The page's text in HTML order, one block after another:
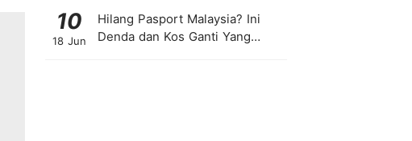
10
18 Jun
Hilang Pasport Malaysia? Ini
Denda dan Kos Ganti Yang